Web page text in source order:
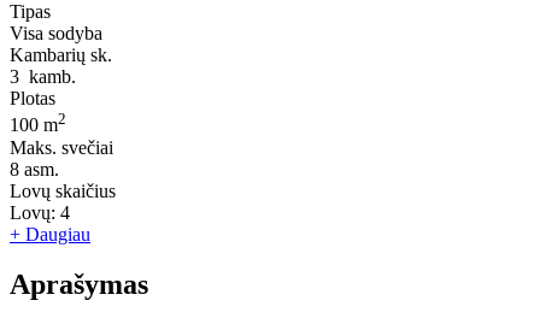
Tipas
Visa sodyba
Kambarių sk.
3 kamb.
Plotas
100 m2
Maks. svečiai
8 asm.
Lovų skaičius
Lovų: 4
+ Daugiau
Aprašymas